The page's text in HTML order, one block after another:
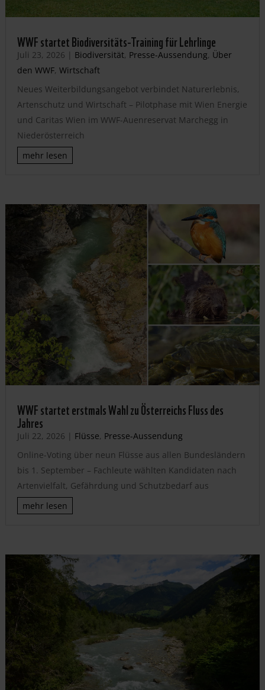
WWF startet Biodiversitäts-Training für Lehrlinge
Juli 23, 2026 | Biodiversität, Presse-Aussendung, Über
den WWF, Wirtschaft
Neues Weiterbildungsangebot verbindet Naturerlebnis,
Artenschutz und Wirtschaft – Pilotphase mit Wien Energie
und Caritas Wien im WWF-Auenreservat Marchegg in
Niederösterreich
mehr lesen
WWF startet erstmals Wahl zu Österreichs Fluss des
Jahres
Juli 22, 2026 | Flüsse, Presse-Aussendung
Online-Voting über neun Flüsse aus allen Bundesländern
bis 1. September – Fachleute wählten Kandidaten nach
Artenvielfalt, Gefährdung und Schutzbedarf aus
mehr lesen